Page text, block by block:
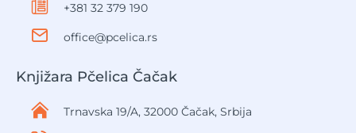
+381 32 379 190
office@pcelica.rs
Knjižara Pčelica Čačak
Trnavska 19/A, 32000 Čačak, Srbija